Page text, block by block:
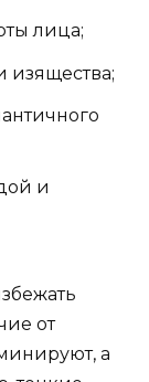
лица;
изящества;
и
от
а